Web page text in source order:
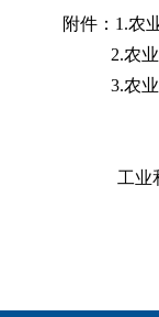
附件：1.农
2.农
3.农
工